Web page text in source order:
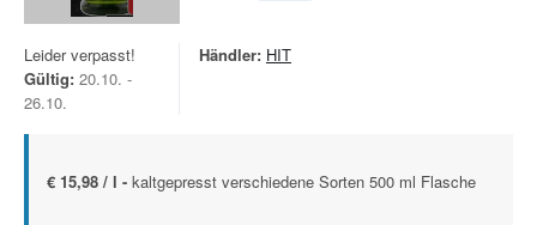
Leider verpasst!
Gültig: 20.10. -
26.10.
Händler: HIT
€ 15,98 / l - kaltgepresst verschiedene Sorten 500 ml Flasche